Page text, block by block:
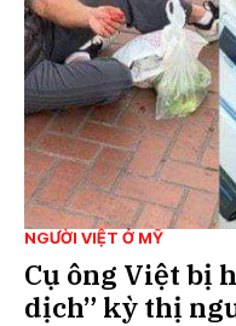
NGƯỜI VIỆT Ở MỸ
Cụ ông Việt bị
dịch” kỳ thị